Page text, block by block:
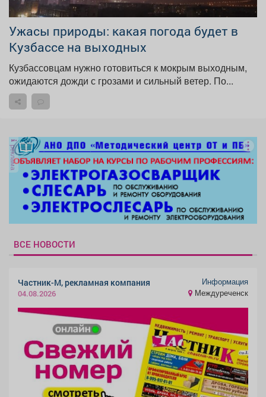
Ужасы природы: какая погода будет в
Кузбассе на выходных
Кузбассовцам нужно готовиться к мокрым выходным,
ожидаются дожди с грозами и сильный ветер. По...
реклама
ВСЕ НОВОСТИ
Частник-М, рекламная компания
04.08.2026
Информация
Междуреченск